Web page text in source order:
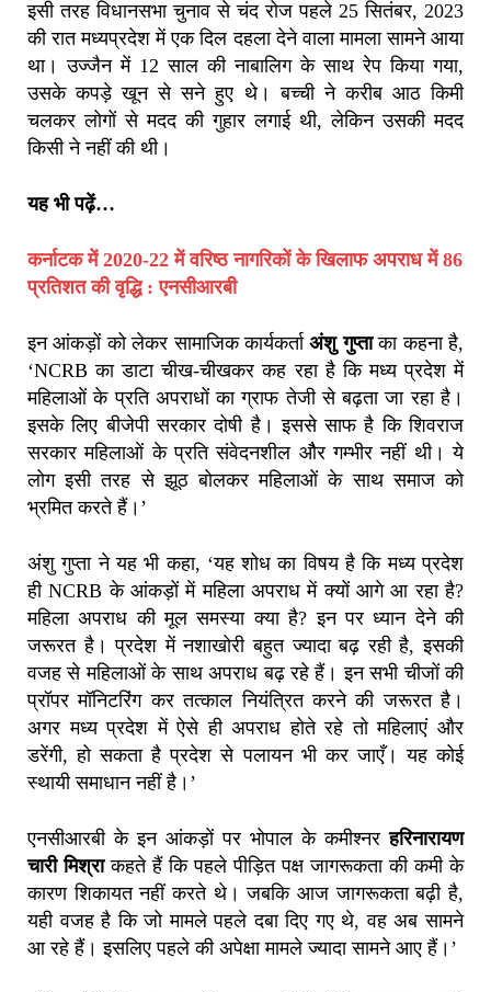
इसी तरह विधानसभा चुनाव से चंद रोज पहले 25 सितंबर, 2023
की रात मध्यप्रदेश में एक दिल दहला देने वाला मामला सामने आया
था। उज्जैन में 12 साल की नाबालिग के साथ रेप किया गया,
उसके कपड़े खून से सने हुए थे। बच्ची ने करीब आठ किमी
चलकर लोगों से मदद की गुहार लगाई थी, लेकिन उसकी मदद
किसी ने नहीं की थी।
यह भी पढ़ें…
कर्नाटक में 2020-22 में वरिष्ठ नागरिकों के खिलाफ अपराध में 86
प्रतिशत की वृद्धि : एनसीआरबी
इन आंकड़ों को लेकर सामाजिक कार्यकर्ताअंशु गुप्ताका कहना है,
‘NCRB का डाटा चीख-चीखकर कह रहा है कि मध्य प्रदेश में
महिलाओं के प्रति अपराधों का ग्राफ तेजी से बढ़ता जा रहा है।
इसके लिए बीजेपी सरकार दोषी है। इससे साफ है कि शिवराज
सरकार महिलाओं के प्रति संवेदनशील औैर गम्भीर नहीं थी। ये
लोग इसी तरह से झूठ बोलकर महिलाओं के साथ समाज को
भ्रमित करते हैं।’
अंशु गुप्ता ने यह भी कहा, ‘यह शोध का विषय है कि मध्य प्रदेश
ही NCRB के आंकड़ों में महिला अपराध में क्यों आगे आ रहा है?
महिला अपराध की मूल समस्या क्या है? इन पर ध्यान देने की
जरूरत है। प्रदेश में नशाखोरी बहुत ज्यादा बढ़ रही है, इसकी
वजह से महिलाओं के साथ अपराध बढ़ रहे हैं। इन सभी चीजों की
प्रॉपर मॉनिटरिंग कर तत्काल नियंत्रित करने की जरूरत है।
अगर मध्य प्रदेश में ऐसे ही अपराध होते रहे तो महिलाएं और
डरेंगी, हो सकता है प्रदेश से पलायन भी कर जाएँ। यह कोई
स्थायी समाधान नहीं है।’
एनसीआरबी के इन आंकड़ों पर भोपाल के कमीश्नरहरिनारायण
चारी मिश्राकहते हैं कि पहले पीड़ित पक्ष जागरूकता की कमी के
कारण शिकायत नहीं करते थे। जबकि आज जागरूकता बढ़ी है,
यही वजह है कि जो मामले पहले दबा दिए गए थे, वह अब सामने
आ रहे हैं। इसलिए पहले की अपेक्षा मामले ज्यादा सामने आए हैं।’